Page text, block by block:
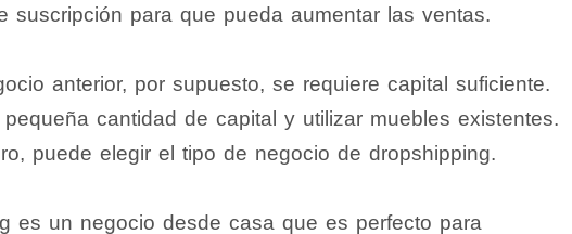
suscripción para que pueda aumentar las ventas.
anterior, por supuesto, se requiere capital suficiente.
cantidad de capital y utilizar muebles existentes.
puede elegir el tipo de negocio de dropshipping.
es un negocio desde casa que es perfecto para